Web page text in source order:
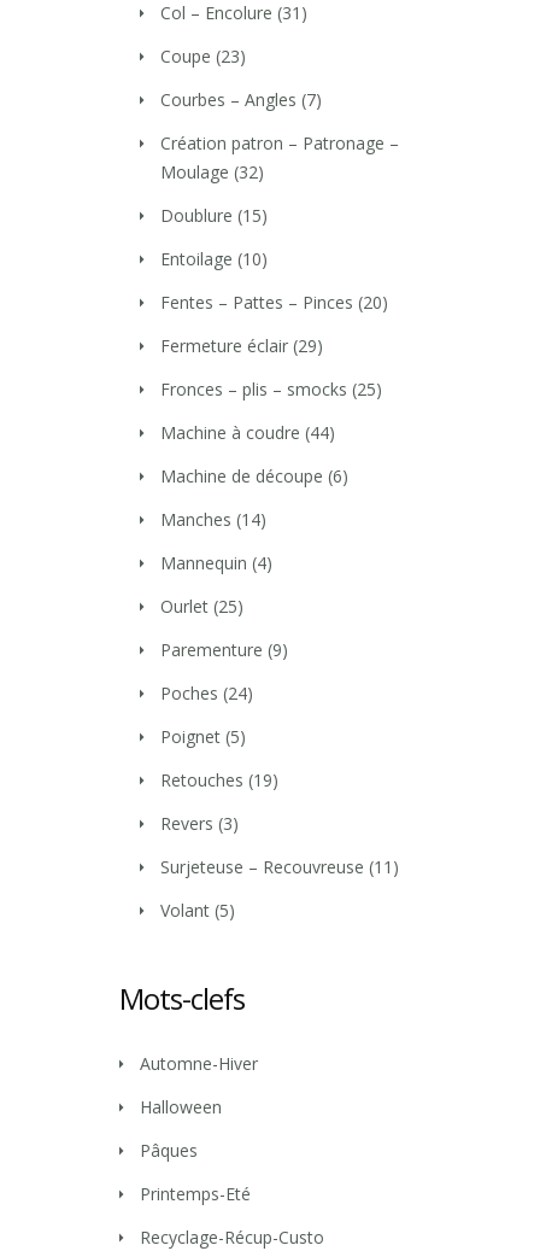
Col – Encolure (31)
Coupe (23)
Courbes – Angles (7)
Création patron – Patronage –
Moulage (32)
Doublure (15)
Entoilage (10)
Fentes – Pattes – Pinces (20)
Fermeture éclair (29)
Fronces – plis – smocks (25)
Machine à coudre (44)
Machine de découpe (6)
Manches (14)
Mannequin (4)
Ourlet (25)
Parementure (9)
Poches (24)
Poignet (5)
Retouches (19)
Revers (3)
Surjeteuse – Recouvreuse (11)
Volant (5)
Mots-clefs
Automne-Hiver
Halloween
Pâques
Printemps-Eté
Recyclage-Récup-Custo